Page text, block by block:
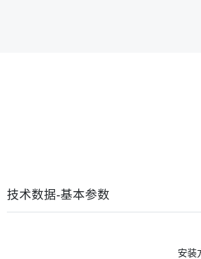
技术数据-基本参数
安装